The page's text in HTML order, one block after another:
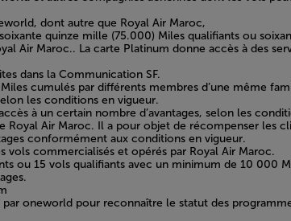
dont autre que Royal Air Maroc,
quinze mille (75.000) Miles qualifiants ou
Air Maroc.. La carte Platinum donne accès à des
dans la Communication SF.
cumulés par différents membres d’une même
les conditions en vigueur.
à un certain nombre d’avantages, selon les
Royal Air Maroc. Il a pour objet de récompenser les
conformément aux conditions en vigueur.
vols commercialisés et opérés par Royal Air Maroc.
ou 15 vols qualifiants avec un minimum de 10 000
oneworld pour reconnaître le statut des